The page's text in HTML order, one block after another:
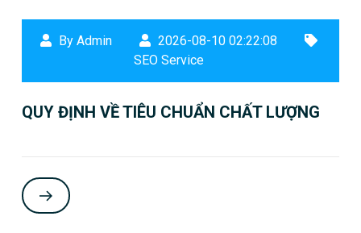
By Admin
2026-08-10 02:22:08
SEO Service
QUY ĐỊNH VỀ TIÊU CHUẨN CHẤT LƯỢNG